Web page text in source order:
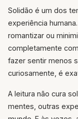
Solidão é um dos
experiência
romantizar ou
completamente
fazer sentir menos
curiosamente, é
A leitura não cura
mentes, outras